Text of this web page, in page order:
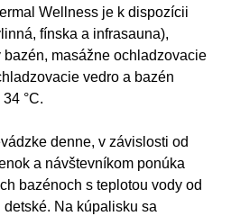
Wellness je k dispozícii
fínska a infrasauna),
masážne ochladzovacie
vedro a bazén
°C.
denne, v závislosti od
a návštevníkom ponúka
bazénoch s teplotou vody od
detské. Na kúpalisku sa